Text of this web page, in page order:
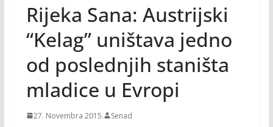
Rijeka Sana: Austrijski
“Kelag” uništava jedno
od poslednjih staništa
mladice u Evropi
27. Novembra 2015. Senad